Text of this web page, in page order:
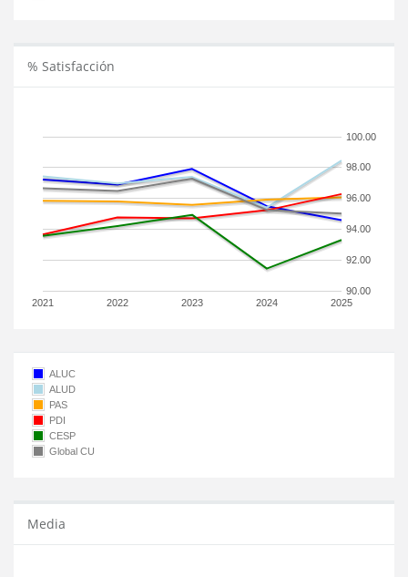
% Satisfacción
2021 2022 2023 2024 2025
90.00
92.00
94.00
96.00
98.00
100.00
ALUC
ALUD
PAS
PDI
CESP
Global CU
Media